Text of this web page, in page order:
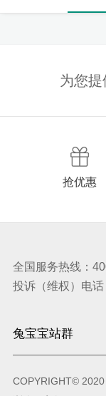
为您
抢优惠
全国服务热线：
投诉（维权）电
COPYRIGHT©